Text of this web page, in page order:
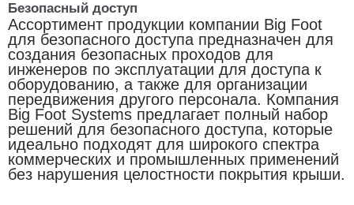
Безопасный доступ
Ассортимент продукции компании Big Foot
для безопасного доступа предназначен для
создания безопасных проходов для
инженеров по эксплуатации для доступа к
оборудованию, а также для организации
передвижения другого персонала. Компания
Big Foot Systems предлагает полный набор
решений для безопасного доступа, которые
идеально подходят для широкого спектра
коммерческих и промышленных применений
без нарушения целостности покрытия крыши.